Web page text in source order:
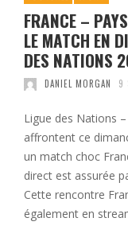
FRANCE –
LE MATCH EN
DES NATIONS
DANIEL MORGAN 9
Ligue des Nations
affrontent ce
un match choc
direct est assurée
Cette rencontre
également en